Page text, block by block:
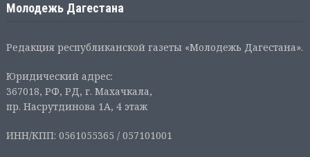
Молодежь Дагестана
Редакция республиканской газеты «Молодежь Дагестана».
Юридический адрес:
367018, РФ, РД, г. Махачкала,
пр. Насрутдинова 1А, 4 этаж
ИНН/КПП: 0561055365 / 057101001